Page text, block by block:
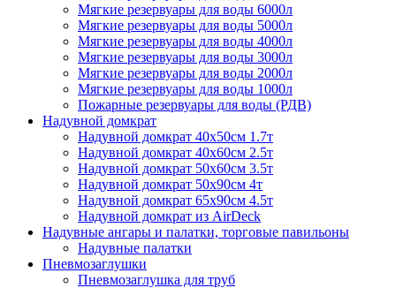
Мягкие резервуары для воды 6000л
Мягкие резервуары для воды 5000л
Мягкие резервуары для воды 4000л
Мягкие резервуары для воды 3000л
Мягкие резервуары для воды 2000л
Мягкие резервуары для воды 1000л
Пожарные резервуары для воды (РДВ)
Надувной домкрат
Надувной домкрат 40х50см 1.7т
Надувной домкрат 40х60см 2.5т
Надувной домкрат 50х60см 3.5т
Надувной домкрат 50х90см 4т
Надувной домкрат 65х90см 4.5т
Надувной домкрат из AirDeck
Надувные ангары и палатки, торговые павильоны
Надувные палатки
Пневмозаглушки
Пневмозаглушка для труб